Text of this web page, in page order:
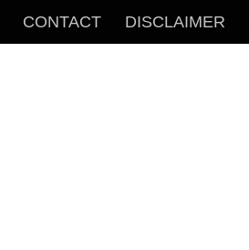
CONTACT DISCLAIMER